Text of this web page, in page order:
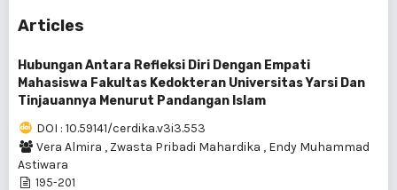
Articles
Hubungan Antara Refleksi Diri Dengan Empati
Mahasiswa Fakultas Kedokteran Universitas Yarsi Dan
Tinjauannya Menurut Pandangan Islam
DOI : 10.59141/cerdika.v3i3.553
Vera Almira , Zwasta Pribadi Mahardika , Endy Muhammad
Astiwara
195-201